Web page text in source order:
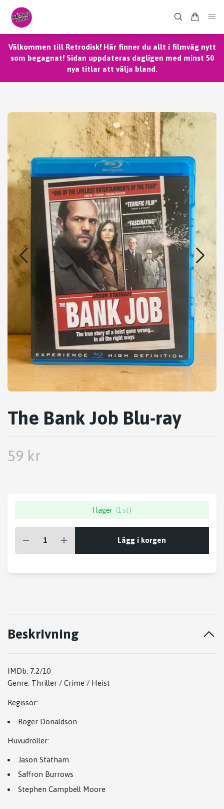
Välkommen till Retrodisk! Här finner du allt i filmväg nytt
som begagnat! Sidan uppdateras dagligen med minst 50
nya titlar att välja bland.
The Bank Job Blu-ray
59 kr
I lager (1 st)
Lägg i korgen
Beskrivning
IMDb: 7.2/10
Genre: Thriller / Crime / Heist
Regissör:
Roger Donaldson
Huvudroller:
Jason Statham
Saffron Burrows
Stephen Campbell Moore